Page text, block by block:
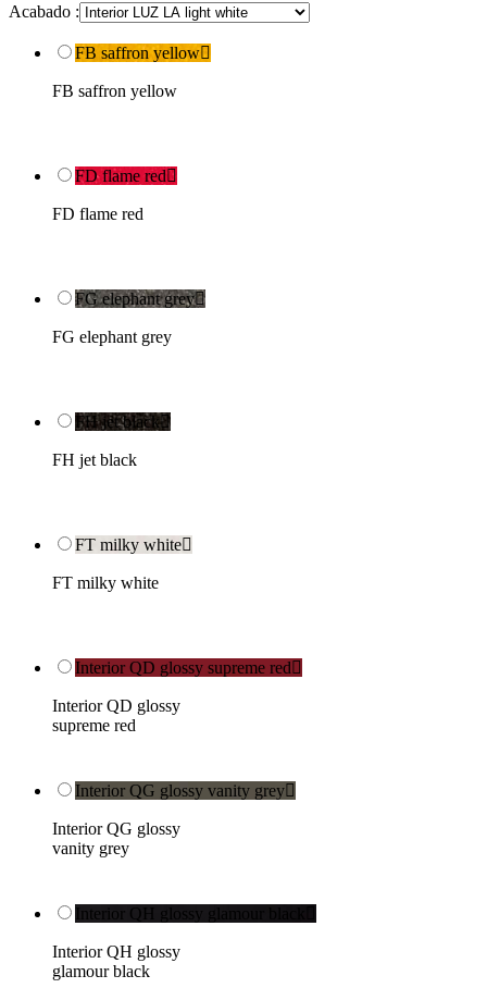
Acabado :
FB saffron yellow
FB saffron yellow
FD flame red
FD flame red
FG elephant grey
FG elephant grey
FH jet black
FH jet black
FT milky white
FT milky white
Interior QD glossy supreme red
Interior QD glossy
supreme red
Interior QG glossy vanity grey
Interior QG glossy
vanity grey
Interior QH glossy glamour black
Interior QH glossy
glamour black